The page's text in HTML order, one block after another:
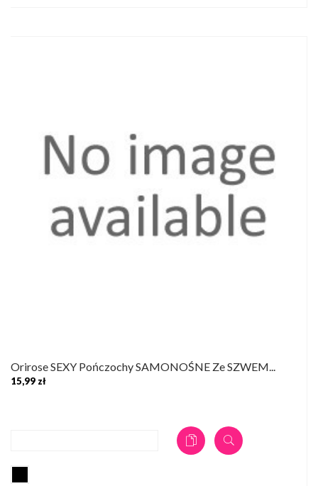
Orirose SEXY Pończochy SAMONOŚNE Ze SZWEM...
15,99 zł